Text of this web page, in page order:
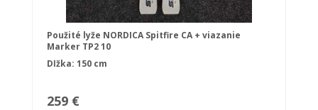
Použité lyže NORDICA Spitfire CA + viazanie
Marker TP2 10
Dĺžka: 150 cm
259 €